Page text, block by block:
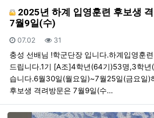
2025년 하계 입영훈련 후보생
7월9일(수)
등록일
07.02 조회
31
충성 선배님 !학군단장 입니다.하계입영훈
드립니다.1기 [A조]4학년(64기)53명,3학년
습니다.6월30일(월요일)~7월25일(금요일)
후보생 격려방문은 7월9일(수…